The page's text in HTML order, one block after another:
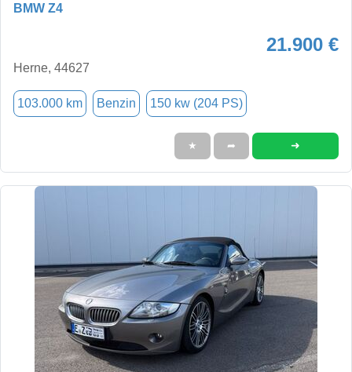
BMW Z4
21.900 €
Herne, 44627
103.000 km Benzin 150 kw (204 PS)
★ ➦ ➜